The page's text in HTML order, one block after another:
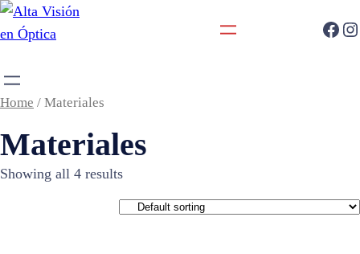
Home / Materiales
Materiales
Showing all 4 results